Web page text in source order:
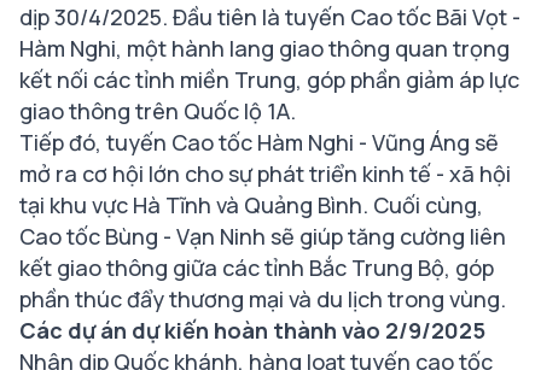
dịp 30/4/2025. Đầu tiên là tuyến Cao tốc Bãi Vọt -
Hàm Nghi, một hành lang giao thông quan trọng
kết nối các tỉnh miền Trung, góp phần giảm áp lực
giao thông trên Quốc lộ 1A.
Tiếp đó, tuyến Cao tốc Hàm Nghi - Vũng Áng sẽ
mở ra cơ hội lớn cho sự phát triển kinh tế - xã hội
tại khu vực Hà Tĩnh và Quảng Bình. Cuối cùng,
Cao tốc Bùng - Vạn Ninh sẽ giúp tăng cường liên
kết giao thông giữa các tỉnh Bắc Trung Bộ, góp
phần thúc đẩy thương mại và du lịch trong vùng.
Các dự án dự kiến hoàn thành vào 2/9/2025
Nhân dịp Quốc khánh, hàng loạt tuyến cao tốc